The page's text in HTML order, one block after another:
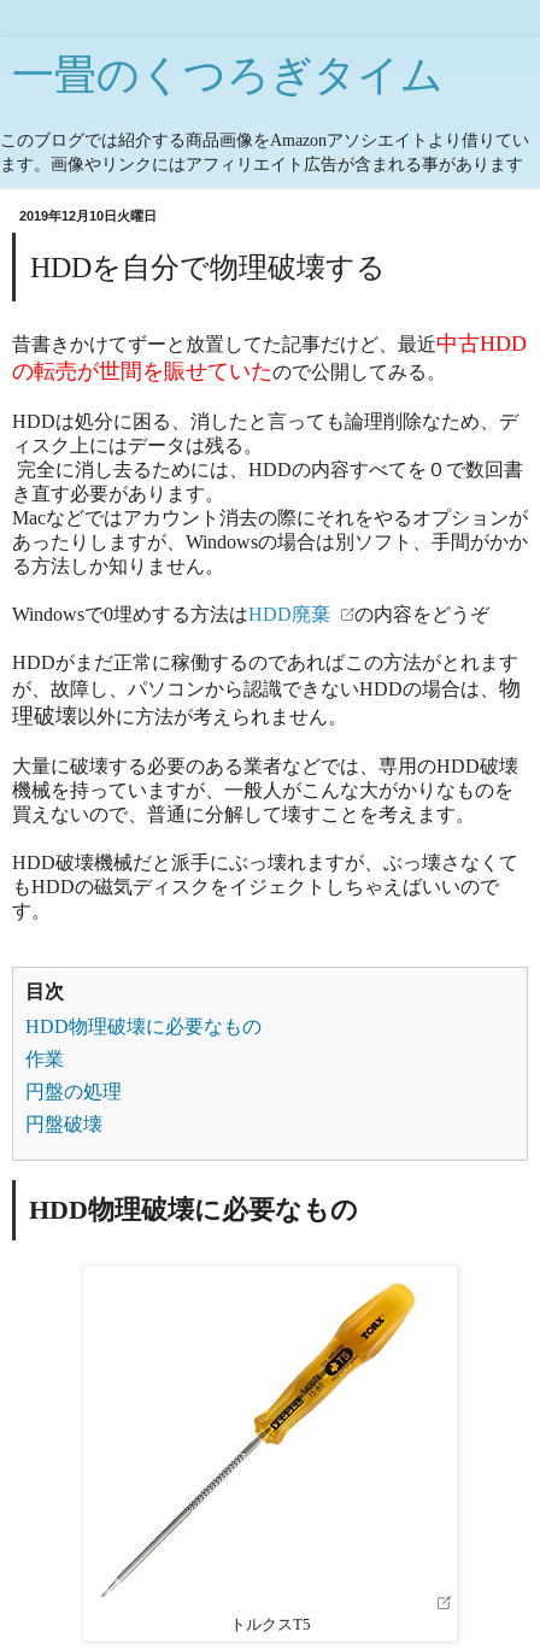
一畳のくつろぎタイム
このブログでは紹介する商品画像をAmazonアソシエイトより借りてい
ます。画像やリンクにはアフィリエイト広告が含まれる事があります
2019年12月10日火曜日
HDDを自分で物理破壊する
昔書きかけてずーと放置してた記事だけど、最近中古HDD
の転売が世間を賑せていたので公開してみる。
HDDは処分に困る、消したと言っても論理削除なため、デ
ィスク上にはデータは残る。
完全に消し去るためには、HDDの内容すべてを０で数回書
き直す必要があります。
Macなどではアカウント消去の際にそれをやるオプションが
あったりしますが、Windowsの場合は別ソフト、手間がかか
る方法しか知りません。
Windowsで0埋めする方法はHDD廃棄 の内容をどうぞ
HDDがまだ正常に稼働するのであればこの方法がとれます
が、故障し、パソコンから認識できないHDDの場合は、 物
理破壊以外に方法が考えられません。
大量に破壊する必要のある業者などでは、専用のHDD破壊
機械を持っていますが、一般人がこんな大がかりなものを
買えないので、普通に分解して壊すことを考えます。
HDD破壊機械だと派手にぶっ壊れますが、ぶっ壊さなくて
もHDDの磁気ディスクをイジェクトしちゃえばいいので
す。
目次
HDD物理破壊に必要なもの
作業
円盤の処理
円盤破壊
HDD物理破壊に必要なもの
トルクスT5